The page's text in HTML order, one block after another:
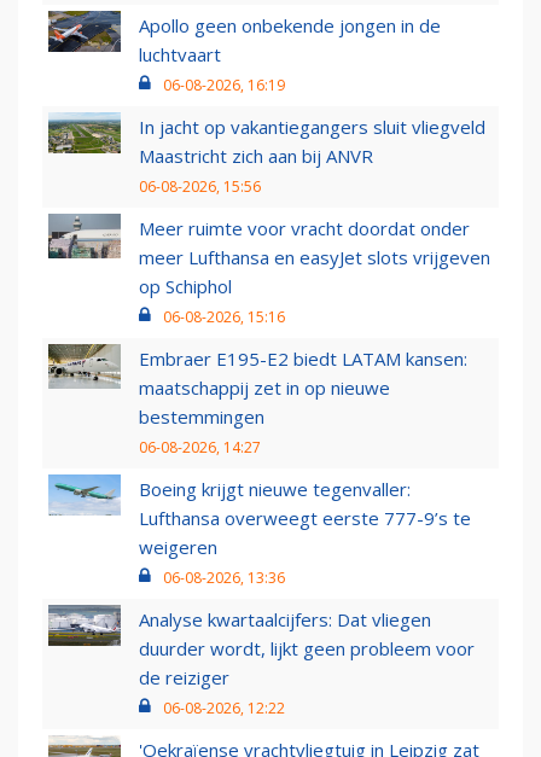
Apollo geen onbekende jongen in de
luchtvaart
06-08-2026, 16:19
In jacht op vakantiegangers sluit vliegveld
Maastricht zich aan bij ANVR
06-08-2026, 15:56
Meer ruimte voor vracht doordat onder
meer Lufthansa en easyJet slots vrijgeven
op Schiphol
06-08-2026, 15:16
Embraer E195-E2 biedt LATAM kansen:
maatschappij zet in op nieuwe
bestemmingen
06-08-2026, 14:27
Boeing krijgt nieuwe tegenvaller:
Lufthansa overweegt eerste 777-9’s te
weigeren
06-08-2026, 13:36
Analyse kwartaalcijfers: Dat vliegen
duurder wordt, lijkt geen probleem voor
de reiziger
06-08-2026, 12:22
'Oekraïense vrachtvliegtuig in Leipzig zat